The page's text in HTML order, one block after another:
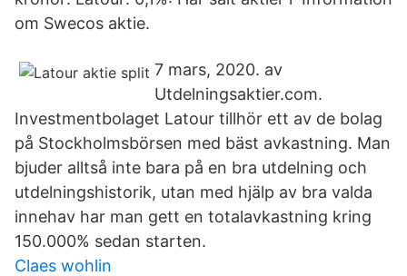
om Swecos aktie.
7 mars, 2020. av
Utdelningsaktier.com.
Investmentbolaget Latour tillhör ett av de bolag
på Stockholmsbörsen med bäst avkastning. Man
bjuder alltså inte bara på en bra utdelning och
utdelningshistorik, utan med hjälp av bra valda
innehav har man gett en totalavkastning kring
150.000% sedan starten.
Claes wohlin